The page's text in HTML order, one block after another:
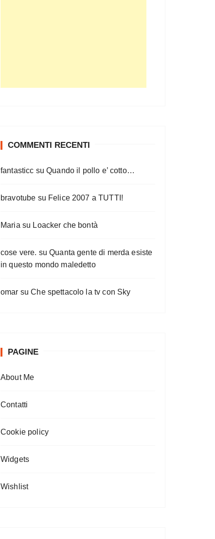
COMMENTI RECENTI
fantasticc suQuando il pollo e’ cotto…
bravotube su Felice 2007 a TUTTI!
Maria su Loacker che bontà
cose vere. suQuanta gente di merda esiste
in questo mondo maledetto
omar suChe spettacolo la tv con Sky
PAGINE
About Me
Contatti
Cookie policy
Widgets
Wishlist